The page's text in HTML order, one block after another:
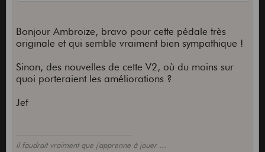
Bonjour Ambroize, bravo pour cette pédale très
originale et qui semble vraiment bien sympathique !
Sinon, des nouvelles de cette V2, où du moins sur
quoi porteraient les améliorations ?
Jef
il faudrait vraiment que j'apprenne à jouer ...